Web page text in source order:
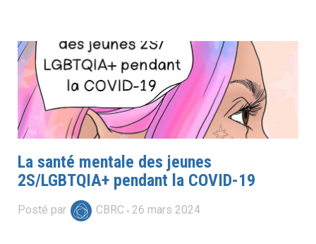
La santé mentale des jeunes
2S/LGBTQIA+ pendant la COVID-19
Posté par CBRC 26 mars 2024